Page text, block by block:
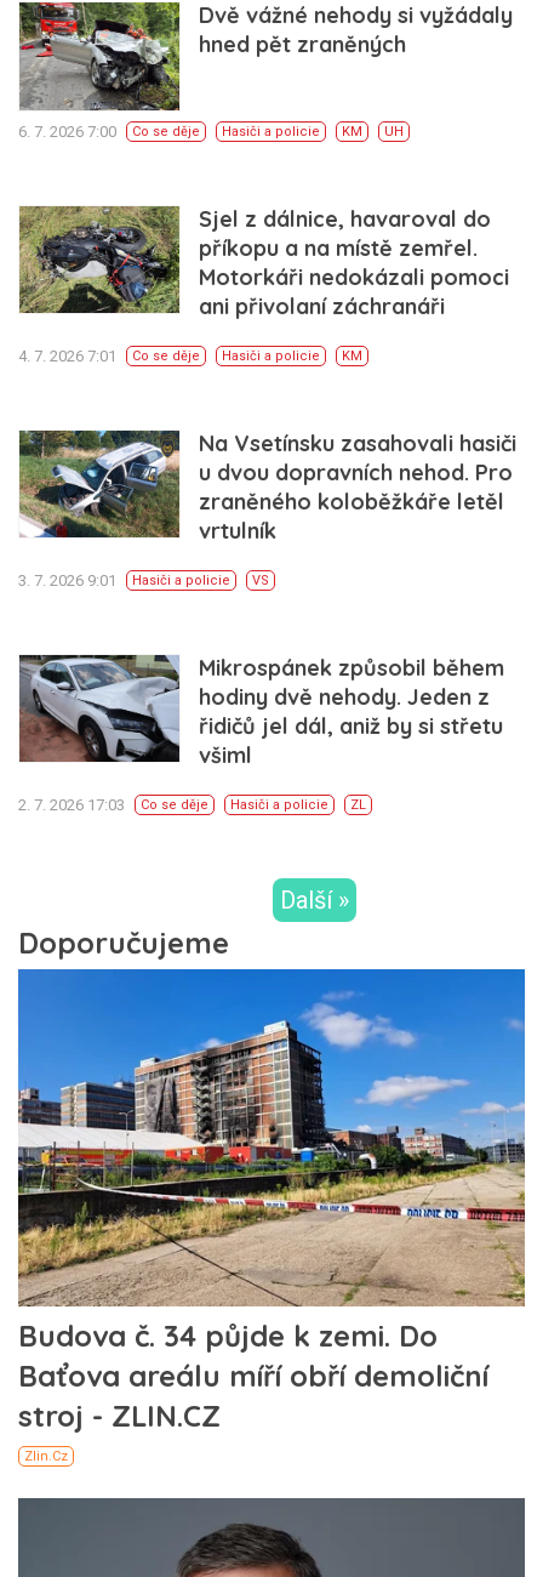
Dvě vážné nehody si vyžádaly
hned pět zraněných
6. 7. 2026 7:00 Co se děje Hasiči a policie KM UH
Sjel z dálnice, havaroval do
příkopu a na místě zemřel.
Motorkáři nedokázali pomoci
ani přivolaní záchranáři
4. 7. 2026 7:01 Co se děje Hasiči a policie KM
Na Vsetínsku zasahovali hasiči
u dvou dopravních nehod. Pro
zraněného koloběžkáře letěl
vrtulník
3. 7. 2026 9:01 Hasiči a policie VS
Mikrospánek způsobil během
hodiny dvě nehody. Jeden z
řidičů jel dál, aniž by si střetu
všiml
2. 7. 2026 17:03 Co se děje Hasiči a policie ZL
Další »